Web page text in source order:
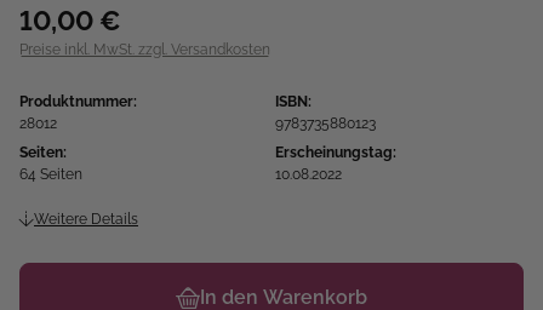
10,00 €
Preise inkl. MwSt. zzgl. Versandkosten
Produktnummer:
28012
ISBN:
9783735880123
Seiten:
64 Seiten
Erscheinungstag:
10.08.2022
Weitere Details
In den Warenkorb